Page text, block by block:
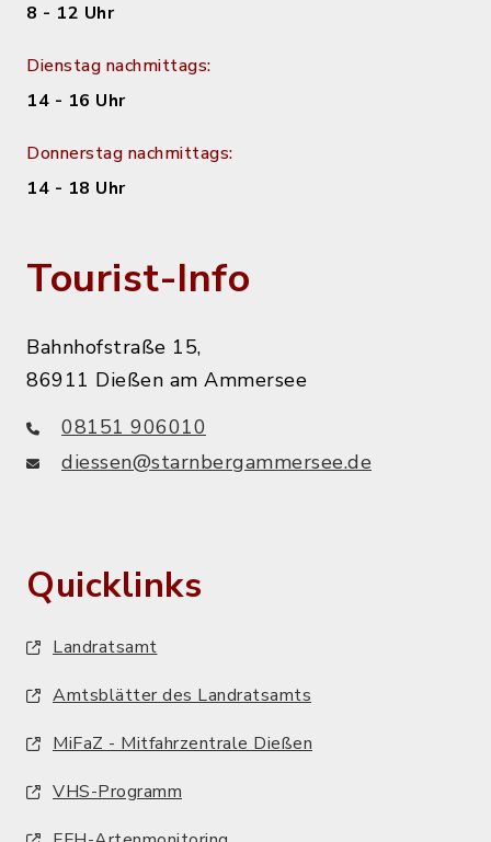
8 - 12 Uhr
Dienstag nachmittags:
14 - 16 Uhr
Donnerstag nachmittags:
14 - 18 Uhr
Tourist-Info
Bahnhofstraße 15,
86911 Dießen am Ammersee
08151 906010
diessen@starnbergammersee.de
Quicklinks
Landratsamt
Amtsblätter des Landratsamts
MiFaZ - Mitfahrzentrale Dießen
VHS-Programm